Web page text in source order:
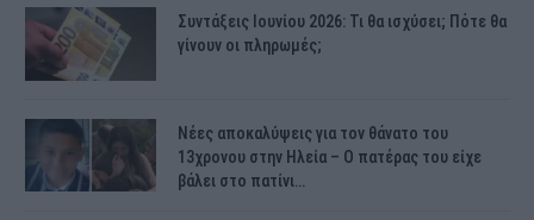
Συντάξεις Ιουνίου 2026: Τι θα ισχύσει; Πότε θα
γίνουν οι πληρωμές;
Νέες αποκαλύψεις για τον θάνατο του
13χρονου στην Ηλεία – Ο πατέρας του είχε
βάλει στο πατίνι…